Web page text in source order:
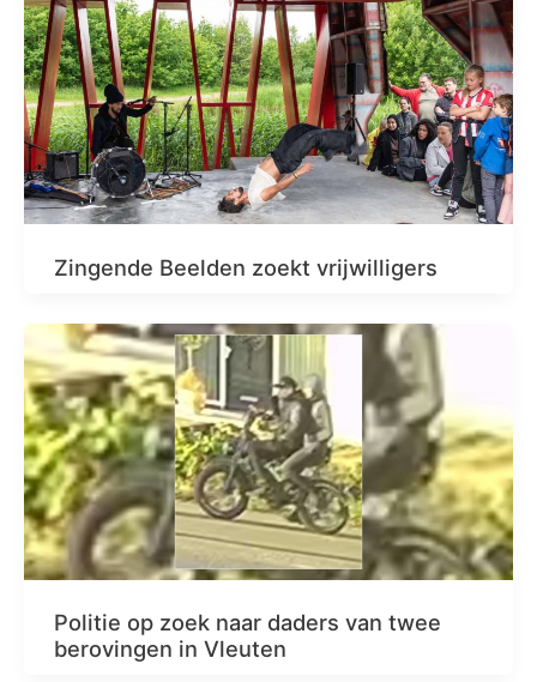
Zingende Beelden zoekt vrijwilligers
Politie op zoek naar daders van twee
berovingen in Vleuten